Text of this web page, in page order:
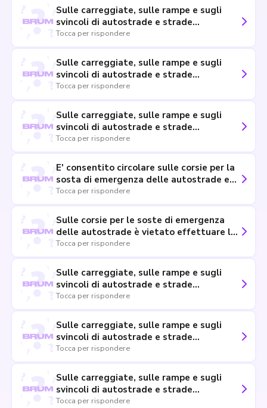
Sulle carreggiate, sulle rampe e sugli
svincoli di autostrade e strade
extraurbane principali è vietato invertire
spartitraffico, anche all'altezza dei varchi
Tocca per rispondere
Sulle carreggiate, sulle rampe e sugli
svincoli di autostrade e strade
extraurbane principali è vietato
nel senso di marcia opposto a quello
consentito
Tocca per rispondere
Sulle carreggiate, sulle rampe e sugli
svincoli di autostrade e strade
extraurbane principali è vietato
Tocca per rispondere
E' consentito circolare sulle corsie per la
sosta di emergenza delle autostrade e
strade extraurbane principali per
Tocca per rispondere
Sulle corsie per le soste di emergenza
delle autostrade è vietato effettuare la
retromarcia
Tocca per rispondere
Sulle carreggiate, sulle rampe e sugli
svincoli di autostrade e strade
extraurbane principali il conducente può
tutti gli accorgimenti necessari
Tocca per rispondere
Sulle carreggiate, sulle rampe e sugli
svincoli di autostrade e strade
extraurbane principali il conducente può
particolare emergenza
Tocca per rispondere
Sulle carreggiate, sulle rampe e sugli
svincoli di autostrade e strade
extraurbane principali il conducente può
Tocca per rispondere